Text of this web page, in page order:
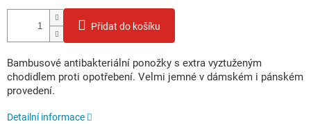
Přidat do košíku
Bambusové antibakteriální ponožky s extra vyztuženým
chodidlem proti opotřebení. Velmi jemné v dámském i pánském
provedení.
Detailní informace